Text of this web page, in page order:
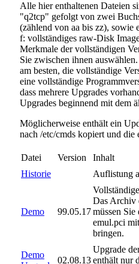
Alle hier enthaltenen Dateien
"q2tcp" gefolgt von zwei
(zählend von aa bis zz), sowie
f: vollständiges raw-Disk
Merkmale der vollständigen
Sie zwischen ihnen
am besten, die vollständige
eine vollständige
dass mehrere Upgrades
Upgrades beginnend mit dem
Möglicherweise enthält ein
nach /etc/cmds kopiert und die
Datei Version
Inhalt
Historie
Auflistung
Demo 99.05.17
Das Archiv
müssen Sie
emul.pci
bringen.
Demo
02.08.13
Upgrade
enthält nur